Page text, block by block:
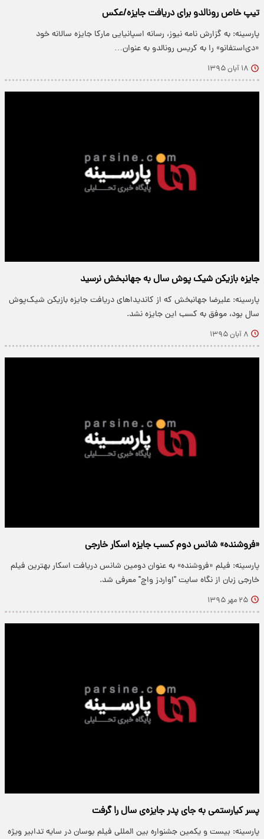
تیپ خاص رونالدو برای دریافت جایزه/عکس
پارسینه: به گزارش نامه نیوز، رسانه اسپانیایی مارکا جایزه سالانه خود
«دی‌استفانو» را به کریس رونالدو به عنوان…
۱۸ آبان ۱۳۹۵
جایزه بازیکن شیک پوش سال به جهانبخش نرسید
پارسینه: علیرضا جهانبخش که از کاندیداهای دریافت جایزه بازیکن شیک‌پوش
سال بود، موفق به کسب این جایزه نشد.
۸ آبان ۱۳۹۵
«فروشنده» شانس دوم کسب جایزه اسکار خارجی
پارسینه: فیلم «فروشنده» به عنوان دومین شانس دریافت اسکار بهترین فیلم
خارجی زبان از نگاه سایت "اواردز واچ" معرفی شد.
۲۵ مهر ۱۳۹۵
پسر کیارستمی به جای پدر جایزه‌ی سال را گرفت
پارسینه: بیست و یکمین جشنواره بین المللی فیلم بوسان در سایه تدابیر ویژه